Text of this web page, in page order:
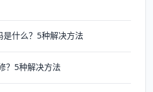
什么？5种解决方法
？5种解决方法